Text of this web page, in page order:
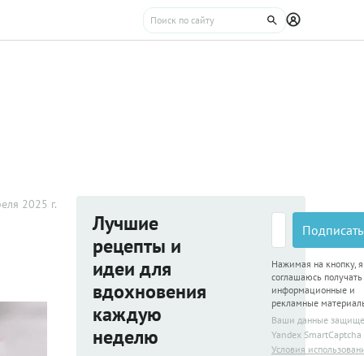
2025 г.
Лучшие
рецепты и
идеи для
вдохновения
каждую
неделю
Нажимая на кнопку, я
соглашаюсь получать
информационные и
рекламные
Ваши данные
Yandex SmartCaptcha
Условия